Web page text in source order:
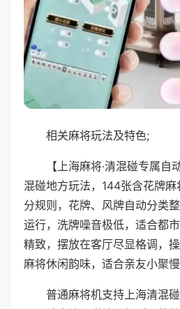
相关麻将玩法及特色;
【上海麻将·清混碰专属
混碰地方玩法，144张含花牌
分规则，花牌、风牌自动分类
运行，洗牌噪音极低，适合都
精致，摆放在客厅尽显格调，
麻将休闲韵味，适合亲友小聚慢
普通麻将机支持上海清混